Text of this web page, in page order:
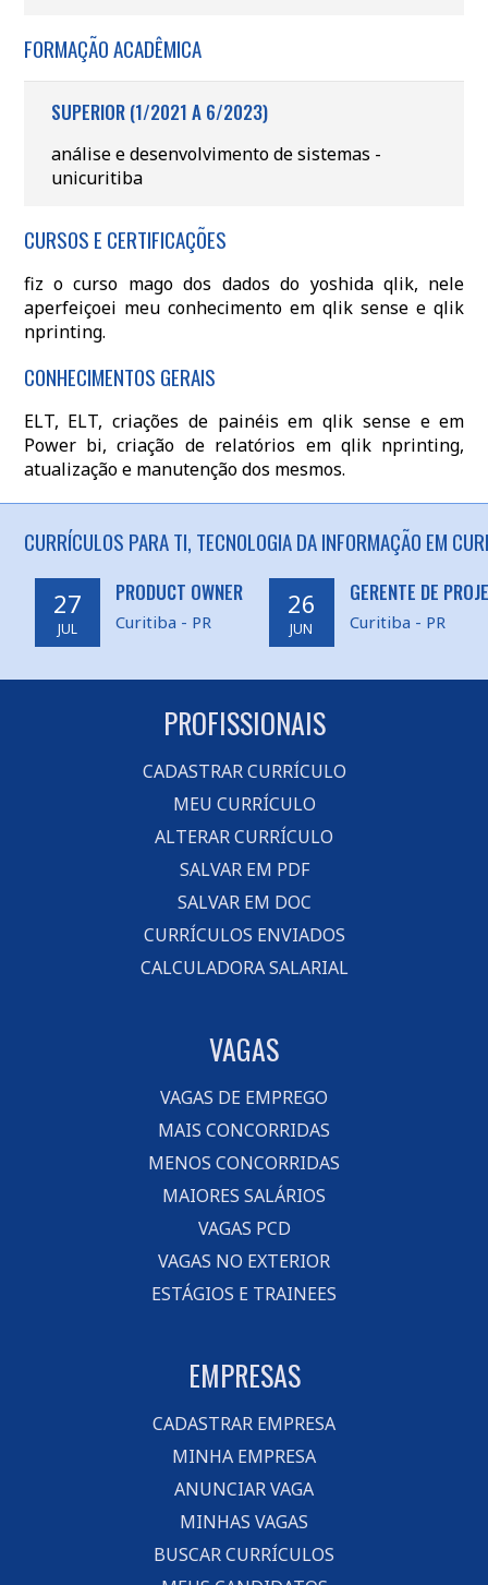
FORMAÇÃO ACADÊMICA
SUPERIOR (1/2021 A 6/2023)
análise e desenvolvimento de sistemas -
unicuritiba
CURSOS E CERTIFICAÇÕES
fiz o curso mago dos dados do yoshida qlik, nele
aperfeiçoei meu conhecimento em qlik sense e qlik
nprinting.
CONHECIMENTOS GERAIS
ELT, ELT, criações de painéis em qlik sense e em
Power bi, criação de relatórios em qlik nprinting,
atualização e manutenção dos mesmos.
CURRÍCULOS PARA TI, TECNOLOGIA DA INFORMAÇÃO EM
27
JUL
PRODUCT OWNER
Curitiba - PR
26
JUN
GERENTE DE
Curitiba - PR
PROFISSIONAIS
CADASTRAR CURRÍCULO
MEU CURRÍCULO
ALTERAR CURRÍCULO
SALVAR EM PDF
SALVAR EM DOC
CURRÍCULOS ENVIADOS
CALCULADORA SALARIAL
VAGAS
VAGAS DE EMPREGO
MAIS CONCORRIDAS
MENOS CONCORRIDAS
MAIORES SALÁRIOS
VAGAS PCD
VAGAS NO EXTERIOR
ESTÁGIOS E TRAINEES
EMPRESAS
CADASTRAR EMPRESA
MINHA EMPRESA
ANUNCIAR VAGA
MINHAS VAGAS
BUSCAR CURRÍCULOS